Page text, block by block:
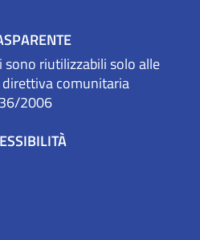
riutilizzabili solo alle
comunitaria
2006